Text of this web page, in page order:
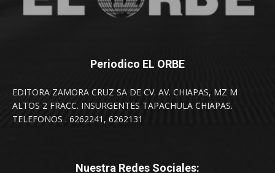
Periodico EL ORBE
EDITORA ZAMORA CRUZ SA DE CV. AV. CHIAPAS, MZ M
ALTOS 2 FRACC. INSURGENTES TAPACHULA CHIAPAS.
TELEFONOS . 6262241, 6262131
Nuestra Redes Sociales: